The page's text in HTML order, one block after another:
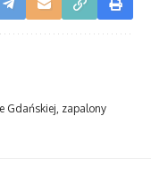
Gdańskiej, zapalony